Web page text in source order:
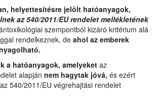
helyettesítésre jelölt hatóanyagok,
az 540/2011/EU rendelet mellékletének
szempontból kizáró kritérium alá
rendelkeznek, de ahol az emberek
a hatóanyagok, amelyeket az
alapján nem hagytak jóvá, és ezért
540/2011/EU végrehajtási rendelet